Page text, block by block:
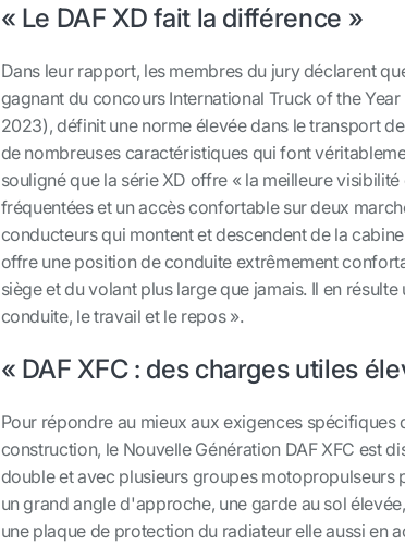
« Le DAF XD fait la différence »
Dans leur rapport, les membres du jury déclarent
gagnant du concours International Truck of the
2023), définit une norme élevée dans le transport
de nombreuses caractéristiques qui font
souligné que la série XD offre « la meilleure
fréquentées et un accès confortable sur deux
conducteurs qui montent et descendent de la
offre une position de conduite extrêmement
siège et du volant plus large que jamais. Il en
conduite, le travail et le repos ».
« DAF XFC : des charges utiles
Pour répondre au mieux aux exigences spécifiques
construction, le Nouvelle Génération DAF XFC est
double et avec plusieurs groupes motopropulseurs
un grand angle d'approche, une garde au sol
une plaque de protection du radiateur elle aussi en